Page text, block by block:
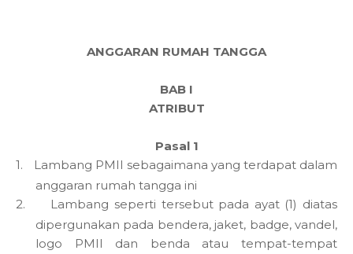
ANGGARAN RUMAH TANGGA
BAB I
ATRIBUT
Pasal 1
1.
Lambang PMII sebagaimana yang terdapat dalam
anggaran rumah tangga ini
2.
Lambang seperti tersebut pada ayat (1) diatas
dipergunakan pada bendera, jaket, badge, vandel,
logo PMII dan benda atau tempat-tempat